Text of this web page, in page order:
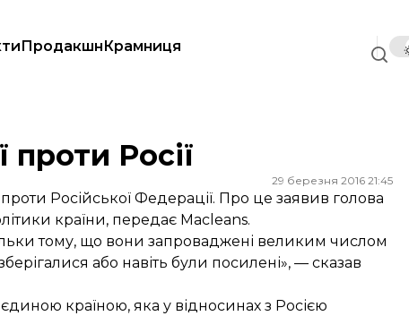
ПродакшнКрамниця
Росії
29 березня 2016 21:45
Російської Федерації. Про це заявив голова
країни, передає Мacleans.
тому, що вони запроваджені великим числом
або навіть були посилені», — сказав
країною, яка у відносинах з Росією